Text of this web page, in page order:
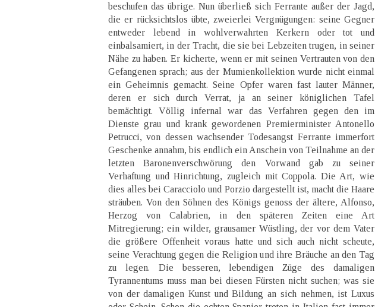
beschufen das übrige. Nun überließ sich Ferrante außer der Jagd,
die er rücksichtslos übte, zweierlei Vergnügungen: seine Gegner
entweder lebend in wohlverwahrten Kerkern oder tot und
einbalsamiert, in der Tracht, die sie bei Lebzeiten trugen, in seiner
Nähe zu haben. Er kicherte, wenn er mit seinen Vertrauten von den
Gefangenen sprach; aus der Mumienkollektion wurde nicht einmal
ein Geheimnis gemacht. Seine Opfer waren fast lauter Männer,
deren er sich durch Verrat, ja an seiner königlichen Tafel
bemächtigt. Völlig infernal war das Verfahren gegen den im
Dienste grau und krank gewordenen Premierminister Antonello
Petrucci, von dessen wachsender Todesangst Ferrante immerfort
Geschenke annahm, bis endlich ein Anschein von Teilnahme an der
letzten Baronenverschwörung den Vorwand gab zu seiner
Verhaftung und Hinrichtung, zugleich mit Coppola. Die Art, wie
dies alles bei Caracciolo und Porzio dargestellt ist, macht die Haare
sträuben. Von den Söhnen des Königs genoss der ältere, Alfonso,
Herzog von Calabrien, in den späteren Zeiten eine Art
Mitregierung; ein wilder, grausamer Wüstling, der vor dem Vater
die größere Offenheit voraus hatte und sich auch nicht scheute,
seine Verachtung gegen die Religion und ihre Bräuche an den Tag
zu legen. Die besseren, lebendigen Züge des damaligen
Tyrannentums muss man bei diesen Fürsten nicht suchen; was sie
von der damaligen Kunst und Bildung an sich nehmen, ist Luxus